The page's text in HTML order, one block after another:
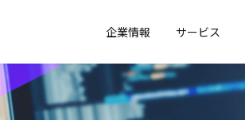
企業情報 サービス